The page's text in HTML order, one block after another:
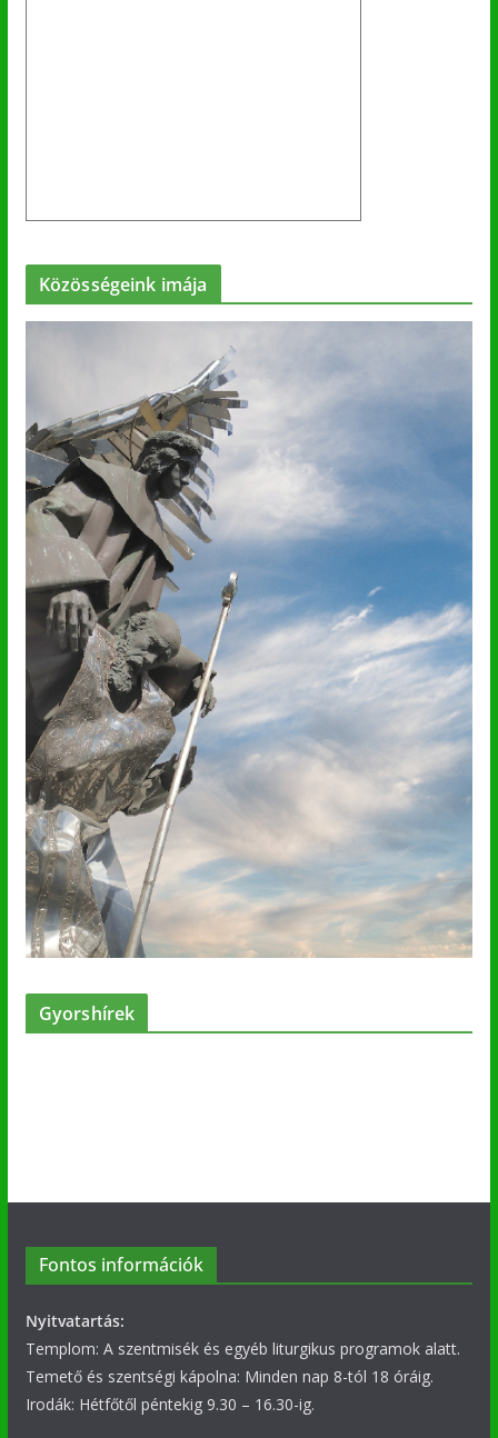
Közösségeink imája
Gyorshírek
Fontos információk
Nyitvatartás:
Templom: A szentmisék és egyéb liturgikus programok alatt.
Temető és szentségi kápolna: Minden nap 8-tól 18 óráig.
Irodák: Hétfőtől péntekig 9.30 – 16.30-ig.